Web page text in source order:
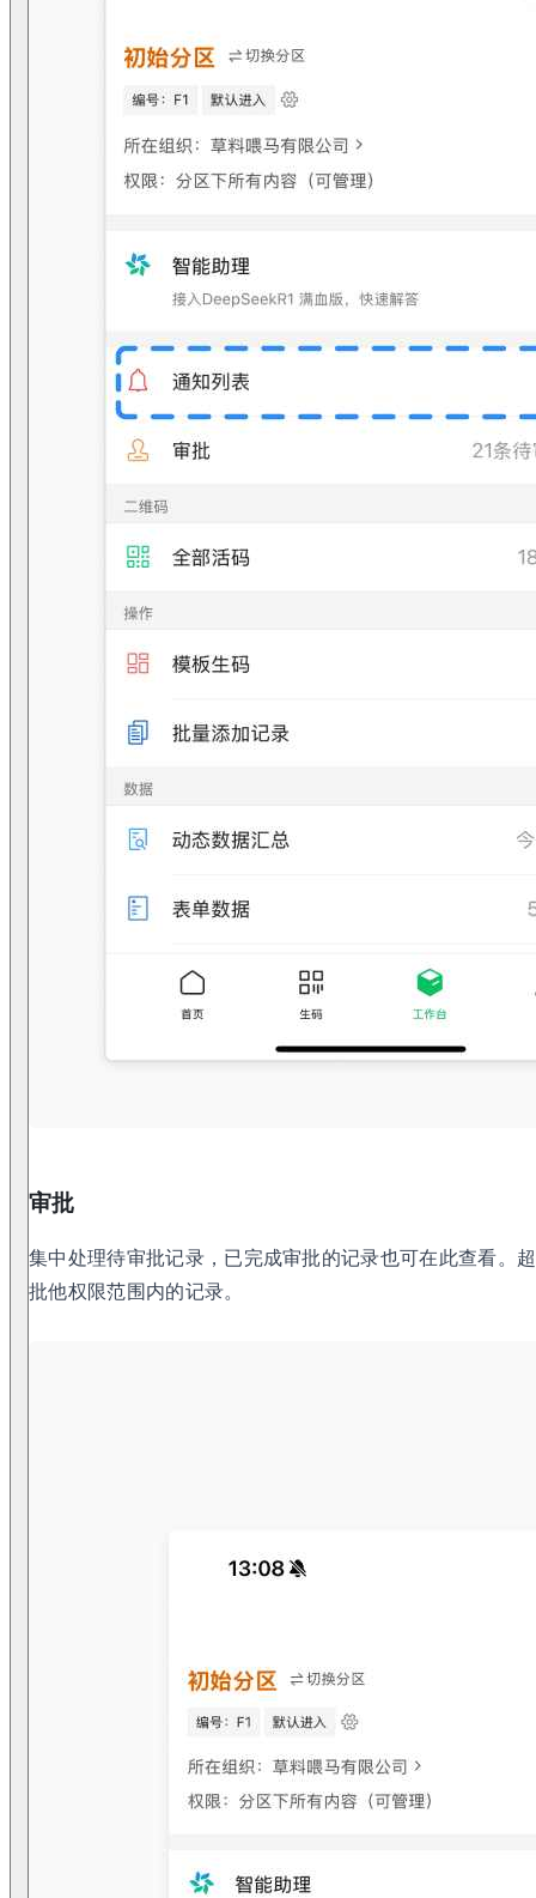
审批
集中处理待审批记录，已完成审批的记录也可在此查看。
批他权限范围内的记录。